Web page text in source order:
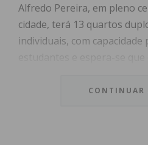
Alfredo Pereira, em pleno
cidade, terá 13 quartos
individuais, com capacidade
CONTINUAR